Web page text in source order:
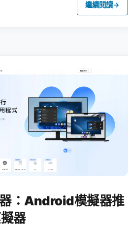
繼續閱讀→
：Android模擬器推
器